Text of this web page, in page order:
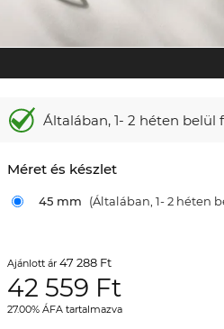
Általában, 1- 2 héten belül
Méret és készlet
45 mm (Általában, 1- 2 héten
Ajánlott ár47 288 Ft
42 559 Ft
27.00% ÁFA tartalmazva